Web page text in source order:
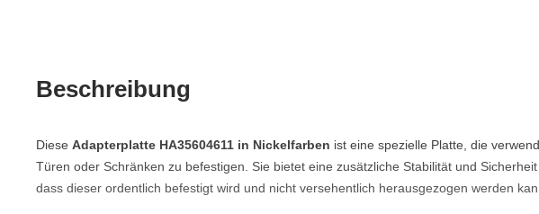
Beschreibung
Diese Adapterplatte HA35604611 in Nickelfarben ist eine spezielle Platte, die
Türen oder Schränken zu befestigen. Sie bietet eine zusätzliche Stabilität und
dass dieser ordentlich befestigt wird und nicht versehentlich herausgezogen werden